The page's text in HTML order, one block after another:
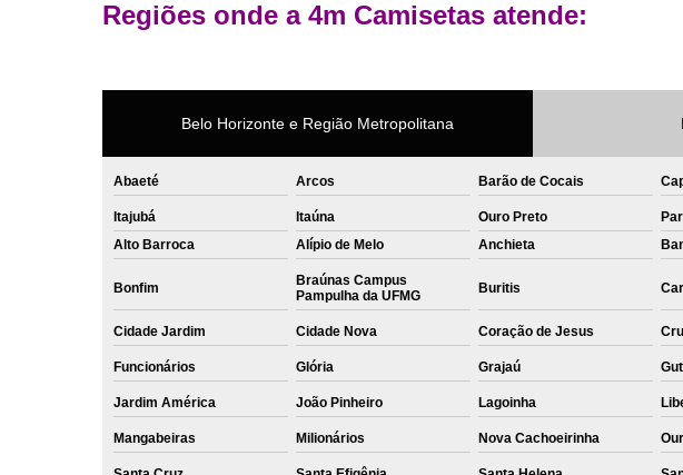
Regiões onde a 4m Camisetas atende:
Belo Horizonte e Região Metropolitana
Abaeté Arcos Barão de Cocais
Itajubá Itaúna Ouro Preto
Alto Barroca
Alípio de Melo Anchieta
Bonfim
Braúnas Campus
Pampulha da UFMG
Buritis
Cidade Jardim Cidade Nova Coração de Jesus
Funcionários Glória Grajaú
Jardim América João Pinheiro Lagoinha
Mangabeiras Milionários Nova Cachoeirinha